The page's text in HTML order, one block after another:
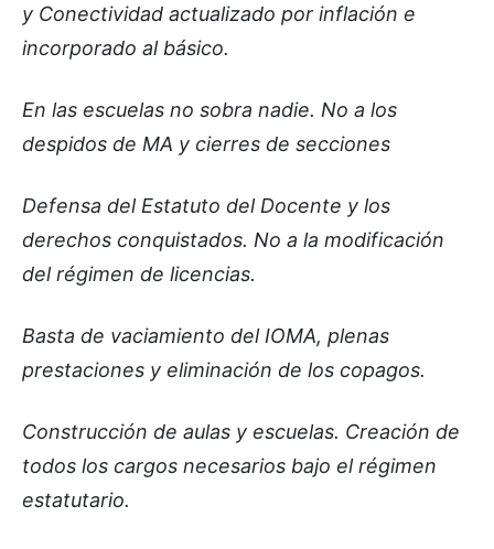
y Conectividad actualizado por inflación e
incorporado al básico.
En las escuelas no sobra nadie. No a los
despidos de MA y cierres de secciones
Defensa del Estatuto del Docente y los
derechos conquistados. No a la modificación
del régimen de licencias.
Basta de vaciamiento del IOMA, plenas
prestaciones y eliminación de los copagos.
Construcción de aulas y escuelas. Creación de
todos los cargos necesarios bajo el régimen
estatutario.